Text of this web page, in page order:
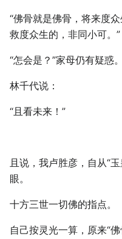
“佛骨就是佛骨，将来度
救度众生的，非同小可。”
“怎会是？”家母仍有疑惑。
林千代说：
“且看未来！”
且说，我卢胜彦，自从“
眼。
十方三世一切佛的指点。
自己按灵光一算，原来“